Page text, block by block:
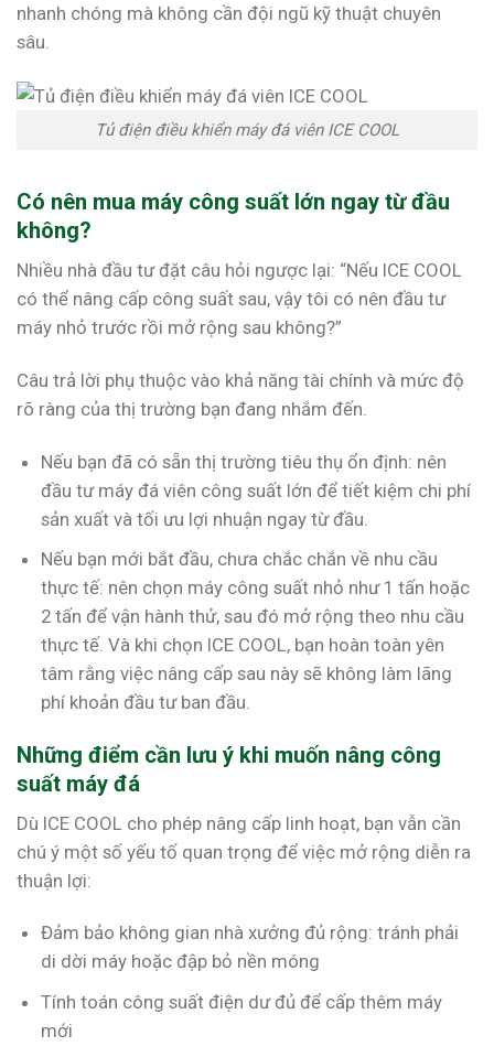
nhanh chóng mà không cần đội ngũ kỹ thuật chuyên
sâu.
Tủ điện điều khiển máy đá viên ICE COOL
Có nên mua máy công suất lớn ngay từ đầu
không?
Nhiều nhà đầu tư đặt câu hỏi ngược lại: “Nếu ICE COOL
có thể nâng cấp công suất sau, vậy tôi có nên đầu tư
máy nhỏ trước rồi mở rộng sau không?”
Câu trả lời phụ thuộc vào khả năng tài chính và mức độ
rõ ràng của thị trường bạn đang nhắm đến.
Nếu bạn đã có sẵn thị trường tiêu thụ ổn định: nên
đầu tư máy đá viên công suất lớn để tiết kiệm chi phí
sản xuất và tối ưu lợi nhuận ngay từ đầu.
Nếu bạn mới bắt đầu, chưa chắc chắn về nhu cầu
thực tế: nên chọn máy công suất nhỏ như 1 tấn hoặc
2 tấn để vận hành thử, sau đó mở rộng theo nhu cầu
thực tế. Và khi chọn ICE COOL, bạn hoàn toàn yên
tâm rằng việc nâng cấp sau này sẽ không làm lãng
phí khoản đầu tư ban đầu.
Những điểm cần lưu ý khi muốn nâng công
suất máy đá
Dù ICE COOL cho phép nâng cấp linh hoạt, bạn vẫn cần
chú ý một số yếu tố quan trọng để việc mở rộng diễn ra
thuận lợi:
Đảm bảo không gian nhà xưởng đủ rộng: tránh phải
di dời máy hoặc đập bỏ nền móng
Tính toán công suất điện dư đủ để cấp thêm máy
mới